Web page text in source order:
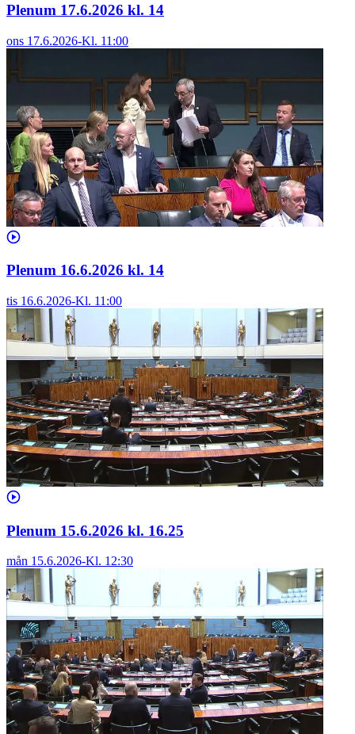
Plenum 17.6.2026 kl. 14
ons 17.6.2026-Kl. 11:00
Plenum 16.6.2026 kl. 14
tis 16.6.2026-Kl. 11:00
Plenum 15.6.2026 kl. 16.25
mån 15.6.2026-Kl. 12:30